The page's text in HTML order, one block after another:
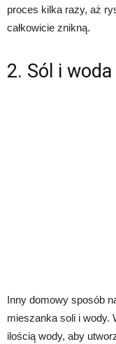
proces kilka razy, aż
całkowicie znikną.
2. Sól i woda
Inny domowy sposób
mieszanka soli i wody.
ilością wody, aby